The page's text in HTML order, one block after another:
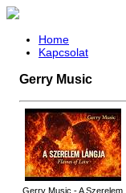
Home
Kapcsolat
Gerry Music
Gerry Music - A Szerelem